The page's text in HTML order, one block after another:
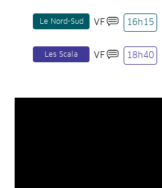
Le Nord-Sud VF 16h15
Les Scala VF 18h40